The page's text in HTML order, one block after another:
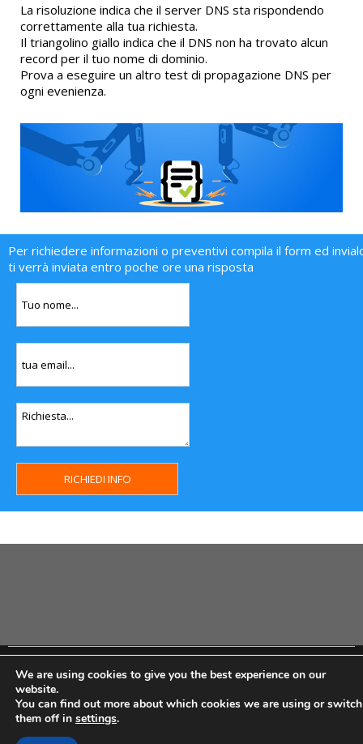
La risoluzione indica che il server DNS sta rispondendo
correttamente alla tua richiesta.
Il triangolino giallo indica che il DNS non ha trovato alcun
record per il tuo nome di dominio.
Prova a eseguire un altro test di propagazione DNS per
ogni evenienza.
Per richiedere informazioni o preventivi compila il form ed
ti verrà inviata entro poche ore una risposta
Copyright MHWeb © 2018 - Privacy & GDPR - Cookie Policy -
We are using cookies to give you the best experience on our
website.
You can find out more about which cookies we are using or switch
them off in settings.